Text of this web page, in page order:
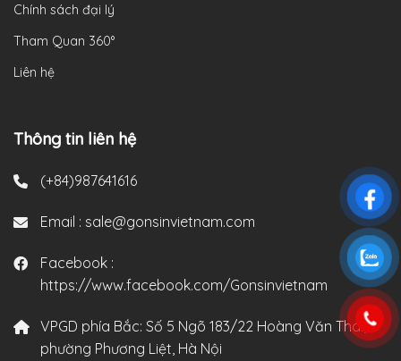
Chính sách đại lý
Tham Quan 360°
Liên hệ
Thông tin liên hệ
(+84)987641616
Email : sale@gonsinvietnam.com
Facebook :
https://www.facebook.com/Gonsinvietnam
VPGD phía Bắc: Số 5 Ngõ 183/22 Hoàng Văn Thái,
phường Phương Liệt, Hà Nội